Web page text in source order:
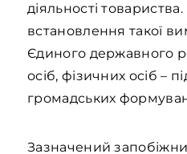
діяльності
встановлення такої
Єдиного державного
осіб, фізичних осіб –
громадських
Зазначений